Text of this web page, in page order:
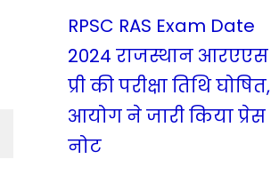
RPSC RAS Exam Date
2024 राजस्थान आरएएस
प्री की परीक्षा तिथि घोषित,
आयोग ने जारी किया प्रेस
नोट